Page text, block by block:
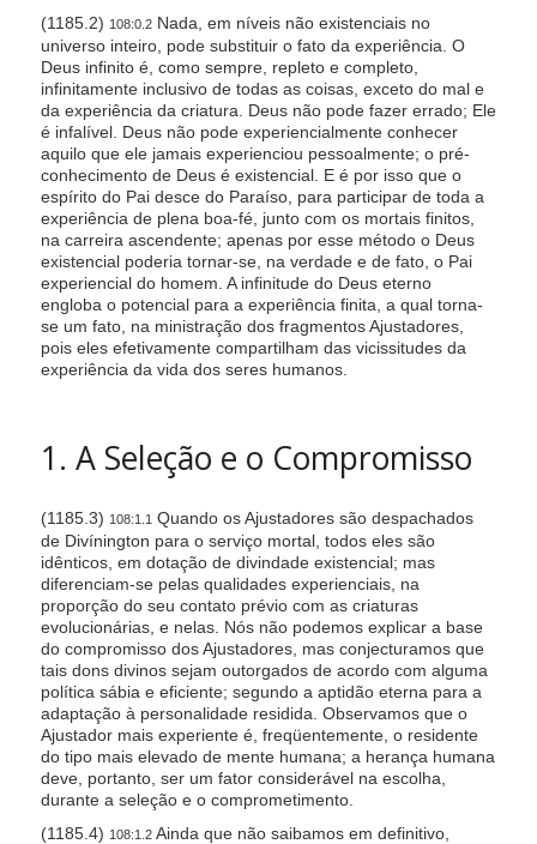
m
(1185.2) 108:0.2Nada, em níveis não existenciais no
universo inteiro, pode substituir o fato da experiência. O
Deus infinito é, como sempre, repleto e completo,
infinitamente inclusivo de todas as coisas, exceto do mal e
da experiência da criatura. Deus não pode fazer errado; Ele
é infalível. Deus não pode experiencialmente conhecer
aquilo que ele jamais experienciou pessoalmente; o pré-
conhecimento de Deus é existencial. E é por isso que o
espírito do Pai desce do Paraíso, para participar de toda a
experiência de plena boa-fé, junto com os mortais finitos,
na carreira ascendente; apenas por esse método o Deus
existencial poderia tornar-se, na verdade e de fato, o Pai
experiencial do homem. A infinitude do Deus eterno
engloba o potencial para a experiência finita, a qual torna-
se um fato, na ministração dos fragmentos Ajustadores,
pois eles efetivamente compartilham das vicissitudes da
experiência da vida dos seres humanos.
1. A Seleção e o Compromisso
(1185.3) 108:1.1 Quando os Ajustadores são despachados
de Divínington para o serviço mortal, todos eles são
idênticos, em dotação de divindade existencial; mas
diferenciam-se pelas qualidades experienciais, na
proporção do seu contato prévio com as criaturas
evolucionárias, e nelas. Nós não podemos explicar a base
do compromisso dos Ajustadores, mas conjecturamos que
tais dons divinos sejam outorgados de acordo com alguma
política sábia e eficiente; segundo a aptidão eterna para a
adaptação à personalidade residida. Observamos que o
Ajustador mais experiente é, freqüentemente, o residente
do tipo mais elevado de mente humana; a herança humana
deve, portanto, ser um fator considerável na escolha,
durante a seleção e o comprometimento.
(1185.4) 108:1.2Ainda que não saibamos em definitivo,